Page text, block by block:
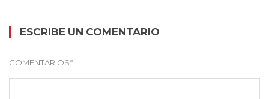
ESCRIBE UN COMENTARIO
COMENTARIOS*